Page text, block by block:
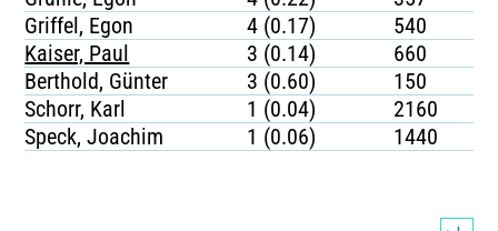
Griffel, Egon
4 (0.17)
540
Kaiser, Paul
3 (0.14)
660
Berthold, Günter
3 (0.60)
150
Schorr, Karl
1 (0.04)
2160
Speck, Joachim
1 (0.06) 1440